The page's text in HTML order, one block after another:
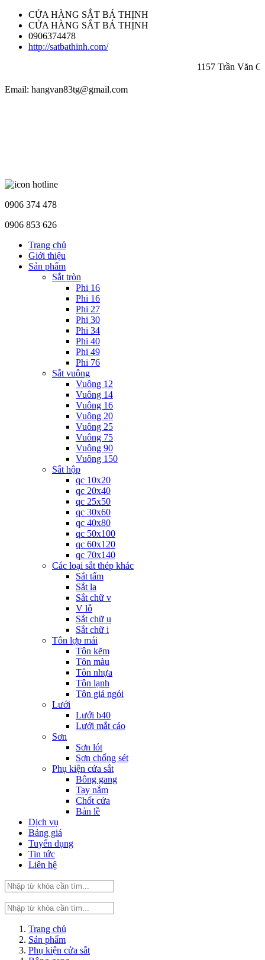
CỬA HÀNG SẮT BÁ THỊNH
CỬA HÀNG SẮT BÁ THỊNH
0906374478
http://satbathinh.com/
1157 Trần Văn
Email: hangvan83tg@gmail.com
0906 374 478
0906 853 626
Trang chủ
Giới thiệu
Sản phẩm
Sắt tròn
Phi 16
Phi 16
Phi 27
Phi 30
Phi 34
Phi 40
Phi 49
Phi 76
Sắt vuông
Vuông 12
Vuông 14
Vuông 16
Vuông 20
Vuông 25
Vuông 75
Vuông 90
Vuông 150
Sắt hộp
qc 10x20
qc 20x40
qc 25x50
qc 30x60
qc 40x80
qc 50x100
qc 60x120
qc 70x140
Các loại sắt thép khác
Sắt tấm
Sắt la
Sắt chữ v
V lỗ
Sắt chữ u
Sắt chữ i
Tôn lợp mái
Tôn kẽm
Tôn màu
Tôn nhựa
Tôn lạnh
Tôn giả ngói
Lưới
Lưới b40
Lưới mắt cáo
Sơn
Sơn lót
Sơn chống sét
Phụ kiện cửa sắt
Bông gang
Tay nắm
Chốt cửa
Bản lề
Dịch vụ
Bảng giá
Tuyển dụng
Tin tức
Liên hệ
Trang chủ
Sản phẩm
Phụ kiện cửa sắt